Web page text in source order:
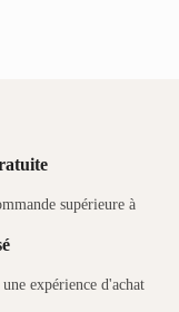
supérieure à
expérience d'achat